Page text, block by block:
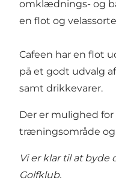
omklædnings- og
en flot og
Cafeen har en flot
på et godt udvalg
samt drikkevarer.
Der er mulighed
træningsområde og
Vi er klar til at byde
Golfklub.